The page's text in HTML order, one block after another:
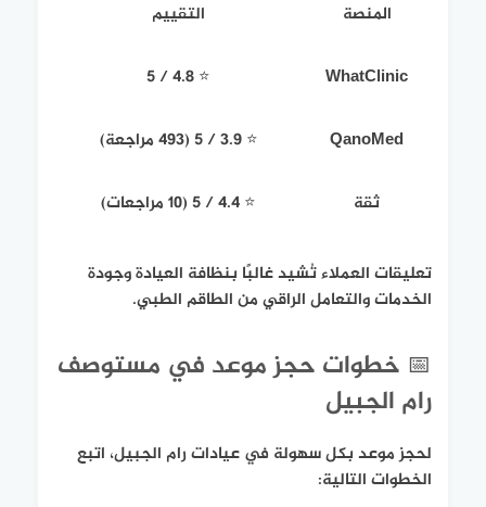
المنصة التقييم
WhatClinic
⭐ 4.8 / 5
QanoMed ⭐ 3.9 / 5 (493 مراجعة)
ثقة ⭐ 4.4 / 5 (10 مراجعات)
تعليقات العملاء تُشيد غالبًا بنظافة العيادة وجودة
الخدمات والتعامل الراقي من الطاقم الطبي.
📅 خطوات حجز موعد في مستوصف
رام الجبيل
لحجز موعد بكل سهولة في عيادات رام الجبيل، اتبع
الخطوات التالية: